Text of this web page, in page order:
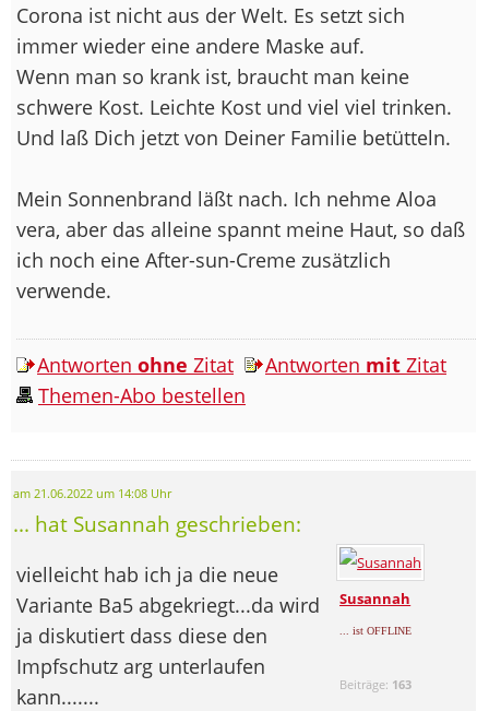
Corona ist nicht aus der Welt. Es setzt sich
immer wieder eine andere Maske auf.
Wenn man so krank ist, braucht man keine
schwere Kost. Leichte Kost und viel viel trinken.
Und laß Dich jetzt von Deiner Familie betütteln.
Mein Sonnenbrand läßt nach. Ich nehme Aloa
vera, aber das alleine spannt meine Haut, so daß
ich noch eine After-sun-Creme zusätzlich
verwende.
Antworten ohne Zitat Antworten mit Zitat
Themen-Abo bestellen
am 21.06.2022 um 14:08 Uhr
... hat Susannah geschrieben:
Susannah
... ist OFFLINE
Beiträge: 163
vielleicht hab ich ja die neue
Variante Ba5 abgekriegt...da wird
ja diskutiert dass diese den
Impfschutz arg unterlaufen
kann.......